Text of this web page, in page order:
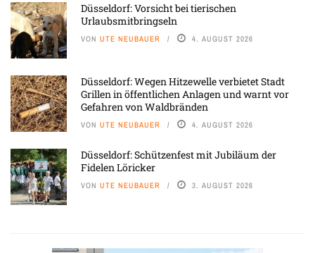
Düsseldorf: Vorsicht bei tierischen
Urlaubsmitbringseln
VON UTE NEUBAUER 4. AUGUST 2026
Düsseldorf: Wegen Hitzewelle verbietet Stadt
Grillen in öffentlichen Anlagen und warnt vor
Gefahren von Waldbränden
VON UTE NEUBAUER 4. AUGUST 2026
Düsseldorf: Schützenfest mit Jubiläum der
Fidelen Löricker
VON UTE NEUBAUER 3. AUGUST 2026